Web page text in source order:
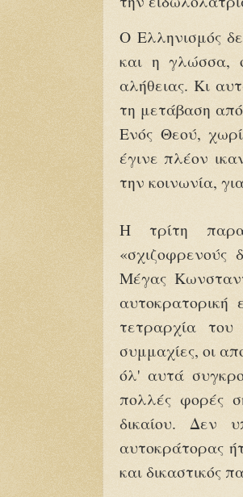
Ο Ελληνισμός
και η γλώσσα,
αλήθειας. Κι
τη μετάβαση
Ενός Θεού,
έγινε πλέον
την κοινωνία,
Η τρίτη
Μέγας
αυτοκρατορική
τετραρχία του
συμμαχίες, οι
όλ' αυτά
πολλές φορές
δικαίου. Δεν
αυτοκράτορας
και δικαστικός